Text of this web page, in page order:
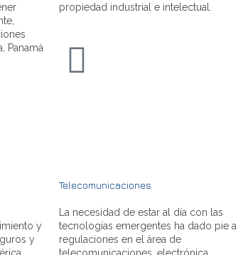
Panamá
propiedad industrial e intelectual.
y
y
Telecomunicaciones
La necesidad de estar al día con las
tecnologías emergentes ha dado pie a
regulaciones en el área de